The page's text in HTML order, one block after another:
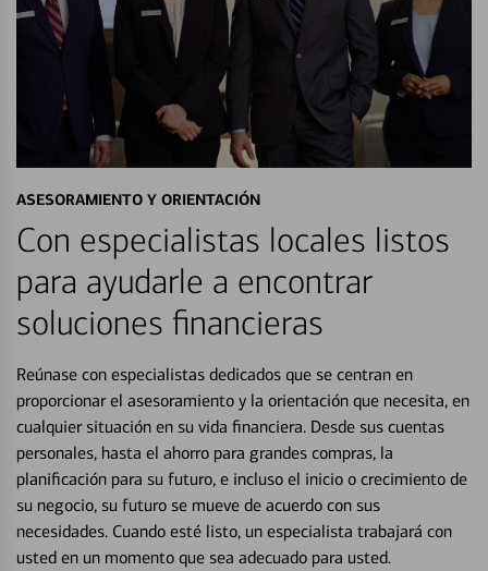
ASESORAMIENTO Y ORIENTACIÓN
Con especialistas locales listos
para ayudarle a encontrar
soluciones financieras
Reúnase con especialistas dedicados que se centran en
proporcionar el asesoramiento y la orientación que necesita, en
cualquier situación en su vida financiera. Desde sus cuentas
personales, hasta el ahorro para grandes compras, la
planificación para su futuro, e incluso el inicio o crecimiento de
su negocio, su futuro se mueve de acuerdo con sus
necesidades. Cuando esté listo, un especialista trabajará con
usted en un momento que sea adecuado para usted.